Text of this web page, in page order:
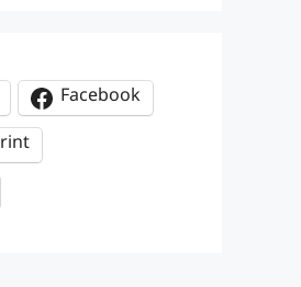
Facebook